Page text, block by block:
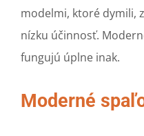
modelmi, ktoré dymili,
nízku účinnosť.
fungujú úplne inak.
Moderné